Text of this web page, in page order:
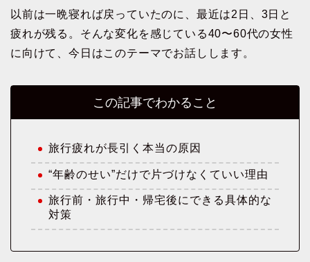
以前は一晩寝れば戻っていたのに、最近は2日、3日と
疲れが残る。そんな変化を感じている40〜60代の女性
に向けて、今日はこのテーマでお話しします。
この記事でわかること
旅行疲れが長引く本当の原因
“年齢のせい”だけで片づけなくていい理由
旅行前・旅行中・帰宅後にできる具体的な
対策